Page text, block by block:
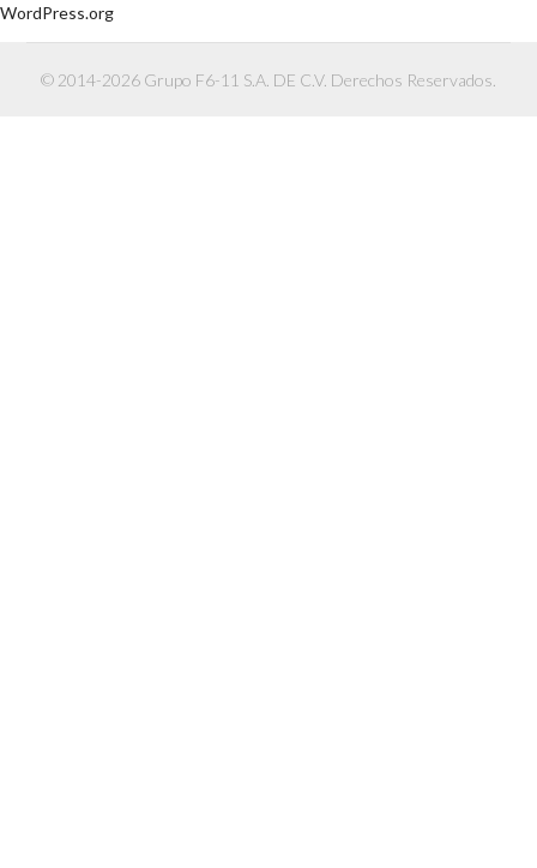
WordPress.org
© 2014-2026 Grupo F6-11 S.A. DE C.V. Derechos Reservados.